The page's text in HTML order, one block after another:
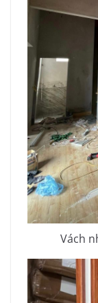
Vách